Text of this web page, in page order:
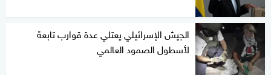
الجيش الإسرائيلي يعتلي عدة قوارب تابعة
لأسطول الصمود العالمي